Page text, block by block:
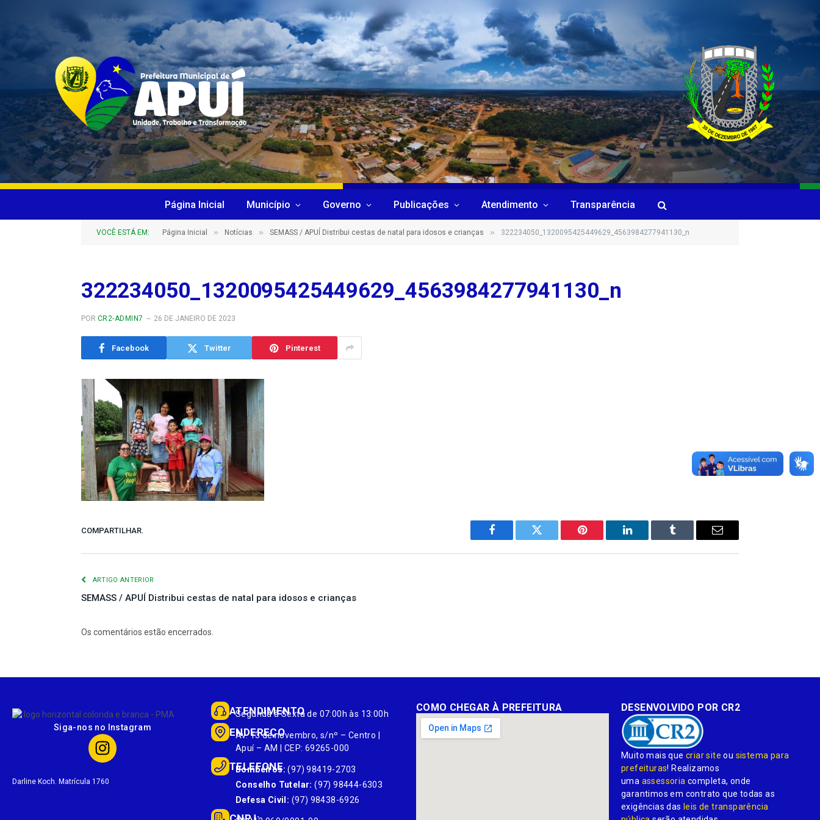
Página Inicial Município Governo Publicações Atendimento Transparência
VOCÊ ESTÁ EM: Página Inicial » Notícias » SEMASS / APUÍ Distribui cestas de natal para idosos e crianças » 322234050_1320095425449629_4563984277941130_n
322234050_1320095425449629_4563984277941130_n
POR CR2-ADMIN7 26 DE JANEIRO DE 2023
Facebook Twitter Pinterest
COMPARTILHAR.
Facebook Twitter Pinterest LinkedIn Tumblr
E-
ARTIGO ANTERIOR
SEMASS / APUÍ Distribui cestas de natal para idosos e crianças
Os comentários estão encerrados.
Siga-nos no Instagram
Darline Koch. Matrícula 1760
ATENDIMENTO
Segunda à Sexta de 07:00h às 13:00h
ENDEREÇO
Av. 13 de novembro, s/nº – Centro |
Apuí – AM | CEP: 69265-000
TELEFONE
Bombeiros: (97) 98419-2703
Conselho Tutelar: (97) 98444-6303
Defesa Civil: (97) 98438-6926
COMO CHEGAR À PREFEITURA DESENVOLVIDO POR CR2
Muito mais quecriar site ou sistema para
prefeituras! Realizamos
uma assessoria completa, onde
garantimos em contrato que todas as
exigências dasleis de transparência